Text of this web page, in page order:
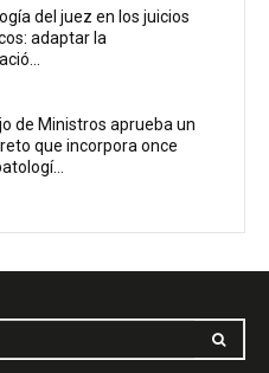
del juez en los juicios
adaptar la
de Ministros aprueba un
que incorpora once